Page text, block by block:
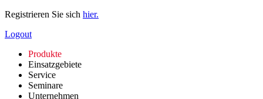
Registrieren Sie sich hier.
Logout
Produkte
Einsatzgebiete
Service
Seminare
Unternehmen